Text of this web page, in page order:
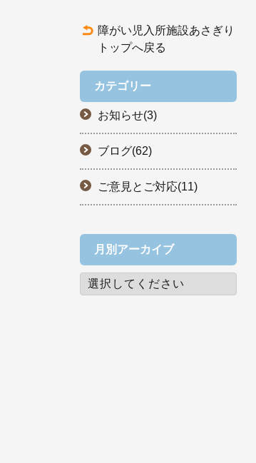
障がい児入所施設あさぎり
トップへ戻る
カテゴリー
お知らせ(3)
ブログ(62)
ご意見とご対応(11)
月別アーカイブ